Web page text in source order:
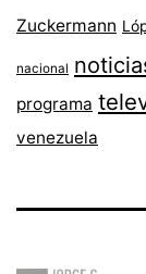
Zuckermann
nacional
programa
venezuela